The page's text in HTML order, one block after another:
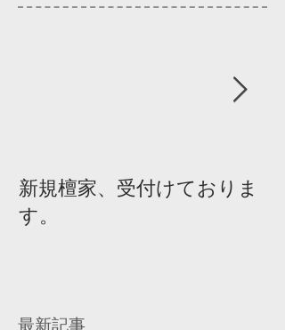
新規檀家、受付けておりま
す。
最新記事